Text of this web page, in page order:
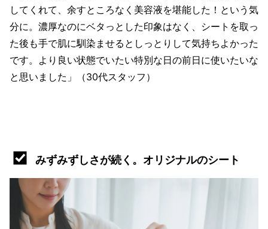
してくれて、余すところなく美容液を堪能した！という気
分に。濃厚なのにベタっとした印象はなく、シートを取っ
た後も手で肌に馴染ませるとしっとりして気持ちよかった
です。より良い状態でいたい特別な日の前日に使いたいな
と思いました」（30代スタッフ）
みずみずしさが続く。オリジナルのシート